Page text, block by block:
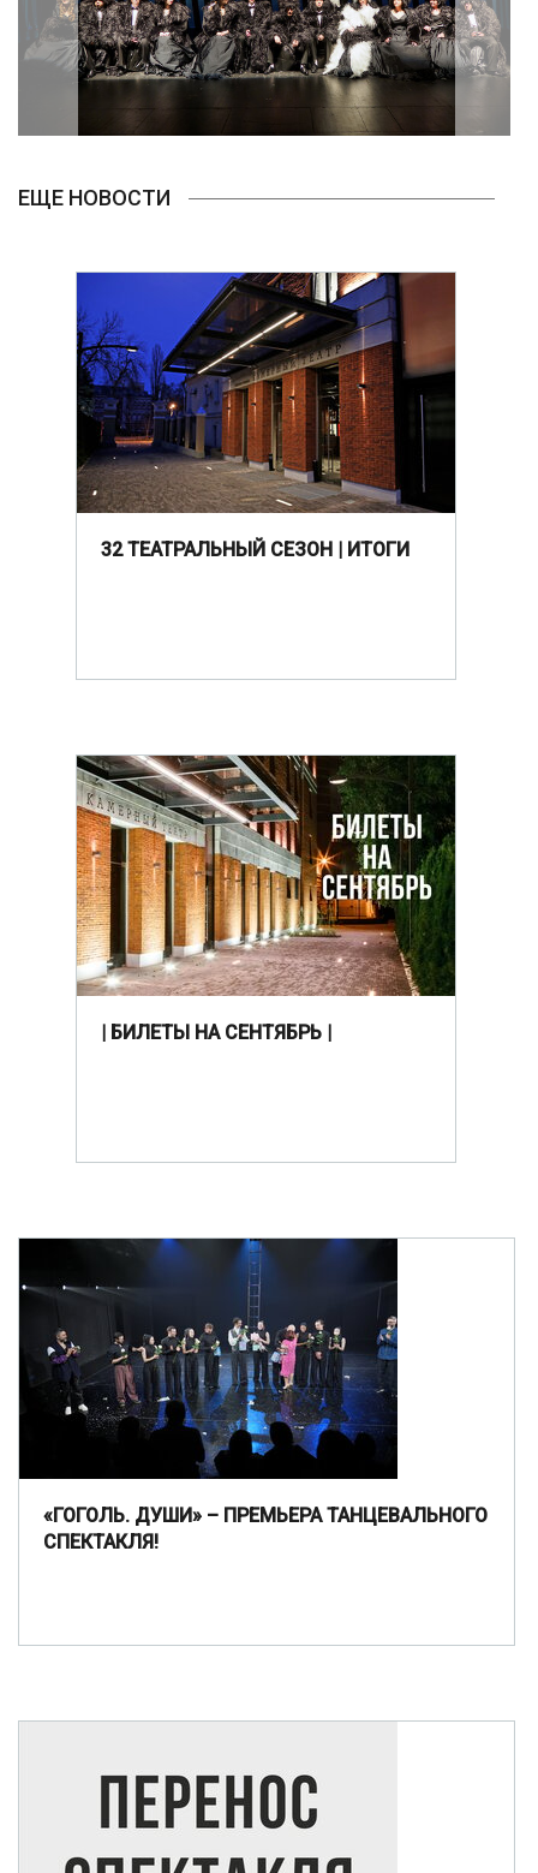
ЕЩЕ НОВОСТИ
32 ТЕАТРАЛЬНЫЙ СЕЗОН | ИТОГИ
| БИЛЕТЫ НА СЕНТЯБРЬ |
«ГОГОЛЬ. ДУШИ» – ПРЕМЬЕРА ТАНЦЕВАЛЬНОГО
СПЕКТАКЛЯ!